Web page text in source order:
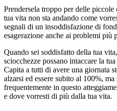
Prendersela troppo per delle piccole
tua vita non sta andando come
segnali di un insoddisfazione di
esagerazione anche ai problemi più
Quando sei soddisfatto della tua
sciocchezze possano intaccare la
Capita a tutti di avere una giornata
alzarsi ed essere subito al 100%,
frequentemente in questo
e dove vorresti di più dalla tua vita.